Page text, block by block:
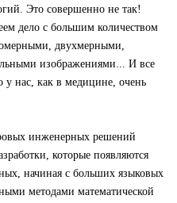
Это совершенно не так!
дело с большим количеством
двухмерными,
изображениями... И все
у нас, как в медицине, очень
инженерных решений
которые появляются
начиная с больших языковых
методами математической